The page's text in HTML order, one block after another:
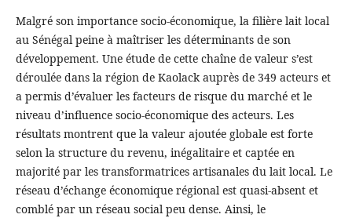
Malgré son importance socio-économique, la filière lait local
au Sénégal peine à maîtriser les déterminants de son
développement. Une étude de cette chaîne de valeur s’est
déroulée dans la région de Kaolack auprès de 349 acteurs et
a permis d’évaluer les facteurs de risque du marché et le
niveau d’influence socio-économique des acteurs. Les
résultats montrent que la valeur ajoutée globale est forte
selon la structure du revenu, inégalitaire et captée en
majorité par les transformatrices artisanales du lait local. Le
réseau d’échange économique régional est quasi-absent et
comblé par un réseau social peu dense. Ainsi, le